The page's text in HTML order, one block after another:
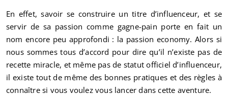
En effet, savoir se construire un titre d’influenceur, et se
servir de sa passion comme gagne-pain porte en fait un
nom encore peu approfondi : la passion economy. Alors si
nous sommes tous d’accord pour dire qu’il n’existe pas de
recette miracle, et même pas de statut officiel d’influenceur,
il existe tout de même des bonnes pratiques et des règles à
connaître si vous voulez vous lancer dans cette aventure.